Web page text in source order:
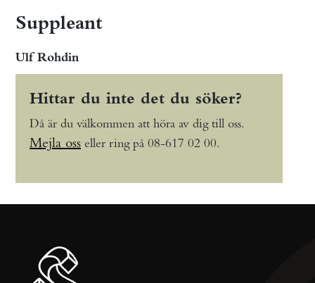
Suppleant
Ulf Rohdin
Hittar du inte det du söker?
Då är du välkommen att höra av dig till oss.
Mejla oss eller ring på 08-617 02 00.